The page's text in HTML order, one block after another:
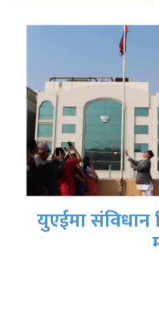
युएईमा संविधान